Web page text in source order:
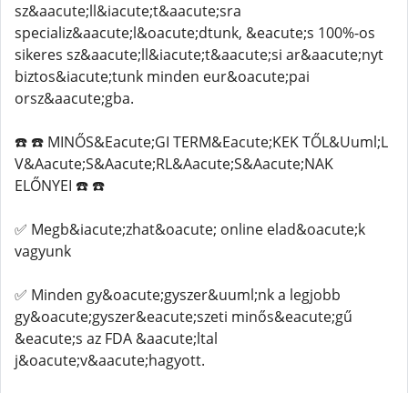
sz&aacute;ll&iacute;t&aacute;sra
specializ&aacute;l&oacute;dtunk, &eacute;s 100%-os
sikeres sz&aacute;ll&iacute;t&aacute;si ar&aacute;nyt
biztos&iacute;tunk minden eur&oacute;pai
orsz&aacute;gba.
☎️ ☎️ MINŐS&Eacute;GI TERM&Eacute;KEK TŐL&Uuml;L
V&Aacute;S&Aacute;RL&Aacute;S&Aacute;NAK
ELŐNYEI ☎️ ☎️
✅ Megb&iacute;zhat&oacute; online elad&oacute;k
vagyunk
✅ Minden gy&oacute;gyszer&uuml;nk a legjobb
gy&oacute;gyszer&eacute;szeti minős&eacute;gű
&eacute;s az FDA &aacute;ltal
j&oacute;v&aacute;hagyott.